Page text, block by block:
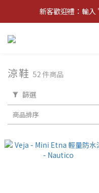
新客歡迎禮：輸
新客歡迎禮：輸
Pom d'Api 畢
涼鞋 52 件商品
篩選
商品排序